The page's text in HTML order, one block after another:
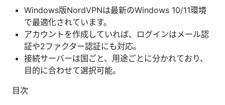
Windows版NordVPNは最新のWindows 10/11環境
で最適化されています。
アカウントを作成していれば、ログインはメール認
証や2ファクター認証にも対応。
接続サーバーは国ごと、用途ごとに分かれており、
目的に合わせて選択可能。
目次